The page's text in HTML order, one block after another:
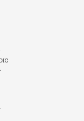
い。子どもの頃に
ニメや映画を観た
されることをして
たが何気なく日常
をネタにできない
絶な愛憎劇！
う。